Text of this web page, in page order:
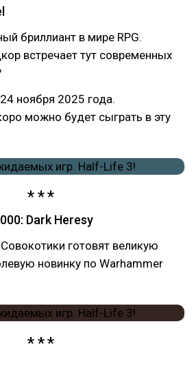
бриллиант в мире RPG.
встречает тут современных
ноября 2025 года.
можно будет сыграть в эту
Dark Heresy
готовят великую
новинку по Warhammer